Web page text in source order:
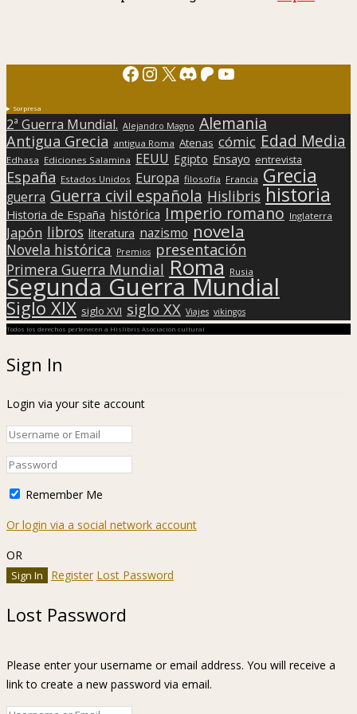
Facebook
Instagram
X Discord
Patreon
YouTube
Sorpresa
2ª Guerra Mundial. Alejandro Magno Alemania
Antigua Grecia antigua Roma Atenas cómic Edad Media
Edhasa Ediciones Salamina EEUU Egipto Ensayo entrevista
España Estados Unidos Europa filosofía Francia Grecia
guerra Guerra civil española Hislibris historia
Historia de España histórica Imperio romano Inglaterra
Japón libros literatura nazismo novela
Novela histórica Premios presentación
Primera Guerra Mundial Roma Rusia
Segunda Guerra Mundial
Siglo XIX siglo XVI siglo XX Viajes vikingos
Todos los derechos pertenecen a Hislibris Asociación cultural
Sign In
Login via your site account
Remember Me
Or login via a social network account
OR
Register Lost Password
Lost Password
Please enter your username or email address. You will receive a
link to create a new password via email.